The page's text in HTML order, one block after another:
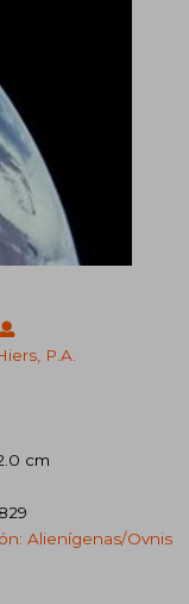
P.A.
cm
Alienígenas/ovnis